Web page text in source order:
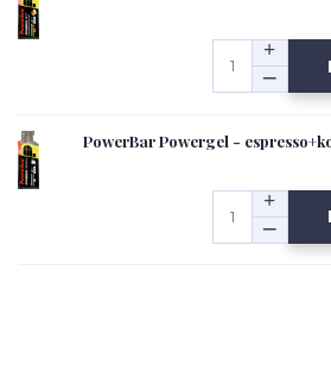
PowerBar Powergel -